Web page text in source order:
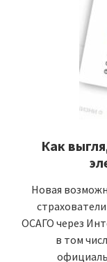
Как
Новая
ОСАГО через
в том